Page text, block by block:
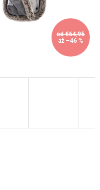
od €64,95
až –46 %